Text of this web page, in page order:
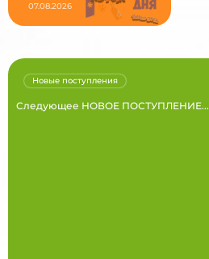
07.08.2026
Следующее НОВОЕ ПОСТУПЛЕНИЕ...
Новые поступления